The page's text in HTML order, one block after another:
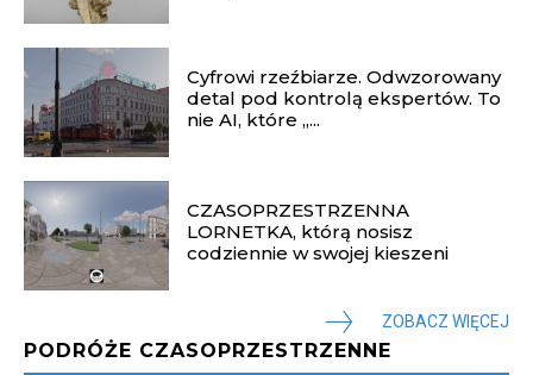
Cyfrowi rzeźbiarze. Odwzorowany
detal pod kontrolą ekspertów. To
nie AI, które „...
CZASOPRZESTRZENNA
LORNETKA, którą nosisz
codziennie w swojej kieszeni
ZOBACZ WIĘCEJ
PODRÓŻE CZASOPRZESTRZENNE